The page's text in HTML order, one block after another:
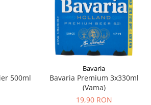
500ml
Bavaria
Bavaria Premium 3x330ml
(Vama)
19,90 RON